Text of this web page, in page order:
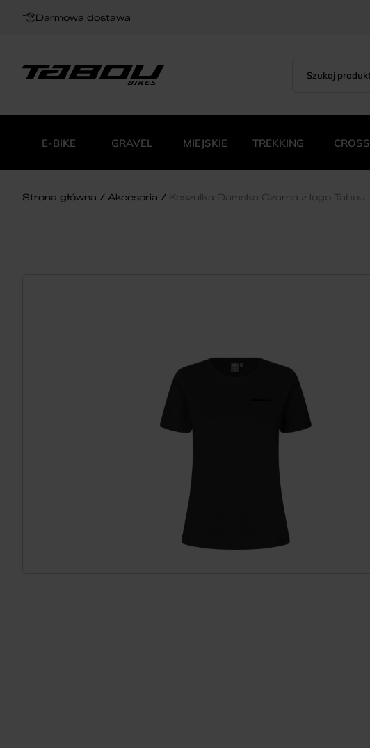
Darmowa dostawa
produktów
E-BIKE GRAVEL MIEJSKIE TREKKING CROSS
Strona główna Akcesoria Koszulka Damska Czarna z logo Tabou